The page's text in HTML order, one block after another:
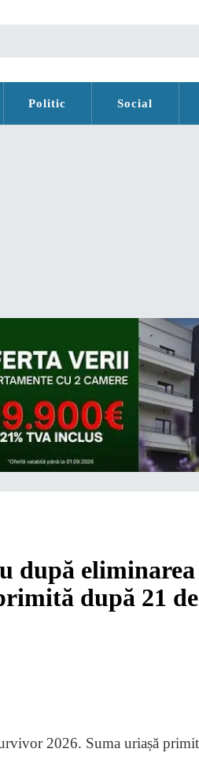
Politic Social
după eliminarea
după 21 de